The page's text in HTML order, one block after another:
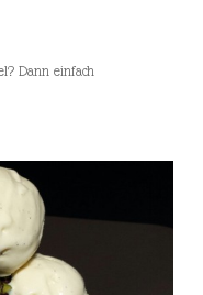
Dann einfach